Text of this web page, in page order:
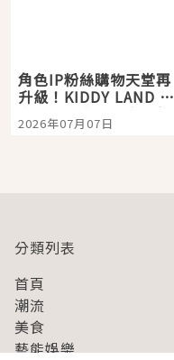
角色IP粉絲購物天堂再
升級！KIDDY LAND 原
宿店吉伊卡哇迎客，新
開幕 OMOKADO 店3分
2026年07月07日
分類列表
首頁
潮流
美食
藝能娛樂